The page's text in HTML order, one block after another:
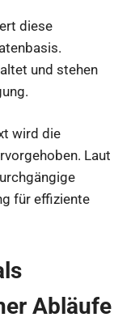
diese
und stehen
wird die
Laut
für effiziente
Abläufe